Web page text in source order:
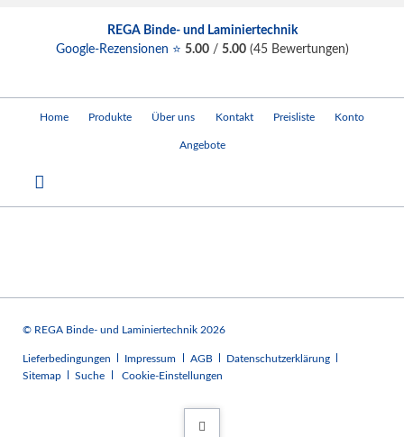
Home Produkte Über uns Kontakt Preisliste Konto
Angebote
REGA Binde- und Laminiertechnik
Google-Rezensionen ⭐ 5.00/ 5.00(45Bewertungen)
© REGA Binde- und Laminiertechnik 2026
Navigation
überspringen
Lieferbedingungen Impressum AGB
Datenschutzerklärung
Sitemap
Suche Cookie-Einstellungen